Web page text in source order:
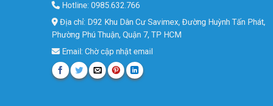
Hotline: 0985.632.766
Địa chỉ: D92 Khu Dân Cư Savimex, Đường Huỳnh Tấn Phát,
Phường Phú Thuận, Quận 7, TP HCM
Email: Chờ cập nhật email